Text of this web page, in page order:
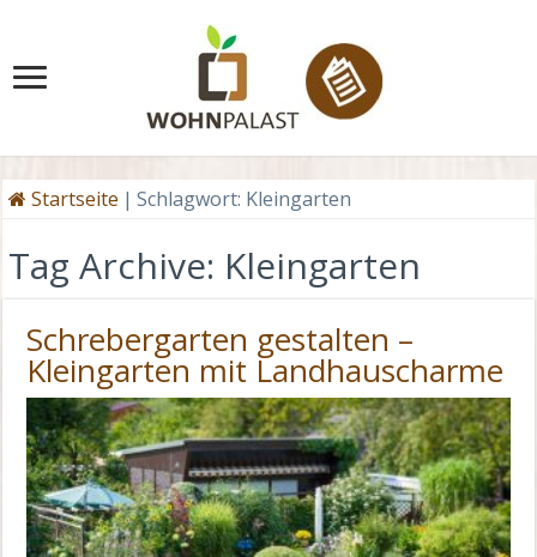
Startseite | Schlagwort: Kleingarten
Tag Archive: Kleingarten
Schrebergarten gestalten –
Kleingarten mit Landhauscharme